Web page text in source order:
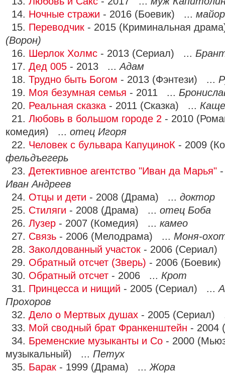
14. Ночные стражи - 2016 (Боевик) ...
15. Переводчик - 2015 (Криминальная
(Ворон)
16. Шерлок Холмс - 2013 (Сериал) ...
17. Дед 005 - 2013 ...Адам
18. Трудно быть Богом - 2013 (Фэнтези) ...
19. Моя безумная семья - 2011 ...
20. Реальная сказка - 2011 (Сказка) ...
21. Любовь в большом городе 2 - 2010
комедия) ... отец Игоря
22. Человек с бульвара КапуциноК - 2009
фельдъегерь
23. Детективное агентство "Иван да Марья"
Иван Андреев
24. Отцы и дети - 2008 (Драма) ... доктор
25. Стиляги - 2008 (Драма) ... отец Боба
26. Лузер - 2007 (Комедия) ... камео
27. Связь - 2006 (Мелодрама) ... Моня-
28. Заколдованный участок - 2006
29. Обратный отсчет (Зверь) - 2006
30. Обратный отсчет - 2006 ... Крот
31. Принцесса и нищий - 2005 (Сериал) ...
Прохоров
32. Дело о Мертвых душах - 2005
33. Мой сводный брат Франкенштейн -
34. Бременские музыканты и Co - 2000
музыкальный) ... Петух
35. Барак - 1999 (Драма) ... Жора